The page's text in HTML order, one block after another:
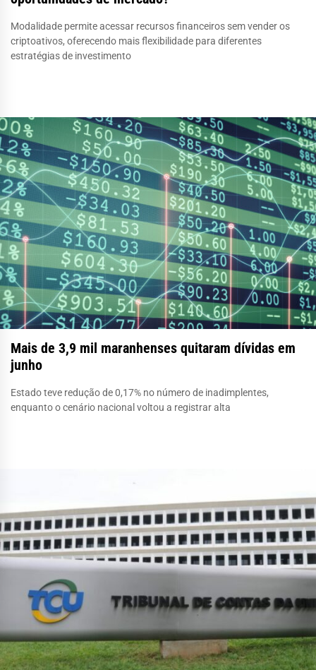
Modalidade permite acessar recursos financeiros sem vender os
criptoativos, oferecendo mais flexibilidade para diferentes
estratégias de investimento
Mais de 3,9 mil maranhenses quitaram dívidas em
junho
Estado teve redução de 0,17% no número de inadimplentes,
enquanto o cenário nacional voltou a registrar alta